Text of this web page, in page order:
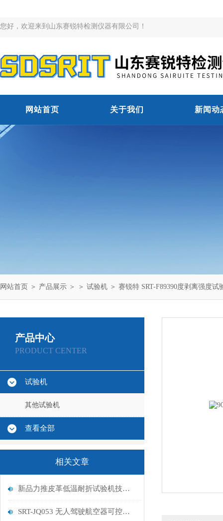
您好，欢迎来到山东赛锐特检测仪器有限公司！
网站首页 关于我们 新闻动
网站首页 ＞ 产品展示 ＞ ＞ 试验机 ＞ 赛锐特 SRT-F89390度剥离强度试
产品中心
PRODUCT CENTER
试验机
其他试验机
查看全部
相关文章
新品力推皮革低温耐折试验机技术讲解
SRT-JQ053 无人驾驶航空器可控性试验机的特点有哪些